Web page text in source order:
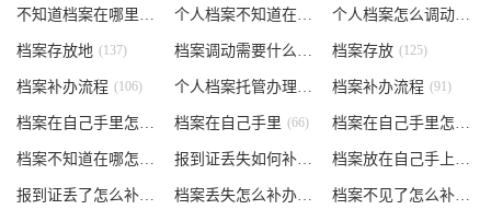
不知道档案在哪里 个人档案不知道在哪儿 (191) 个人档案怎么调动
档案存放地 (137) 档案调动需要什么手续 (130)
档案存放 (125)
档案补办流程 (106) 个人档案托管办理流程 (102)
档案补办流程 (91)
档案在自己手里怎么办 (85)
档案在自己手里 (66) 档案在自己手里怎么处理
档案不知道在哪怎么办 (62) 报到证丢失如何补办 (54) 档案放在自己手上
(52) 档案丢失怎么补办 档案不见了怎么补办